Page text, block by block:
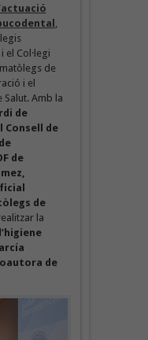
el Col·legi
de
i el
Amb la
de
Consell de
de
de
la
de